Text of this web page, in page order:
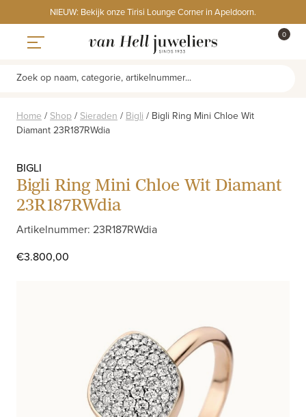
to
content
NIEUW: Bekijk onze Tirisi Lounge Corner in Apeldoorn.
0
Zoek op naam, categorie, artikelnummer...
Home / Shop / Sieraden / Bigli / Bigli Ring Mini Chloe Wit
Diamant 23R187RWdia
BIGLI
Bigli Ring Mini Chloe Wit Diamant
23R187RWdia
Artikelnummer: 23R187RWdia
€3.800,00